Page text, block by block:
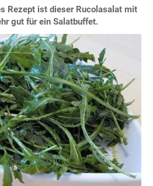
Rezept ist dieser Rucolasalat mit
gut für ein Salatbuffet.